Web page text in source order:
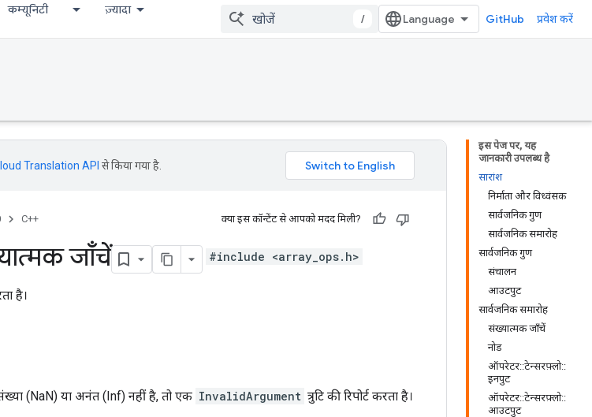
कम्यूनिटी ज़्यादा
/ GitHub प्रवेश करें
इस पेज पर, यह
जानकारी उपलब्ध है
सारांश
निर्माता और विध्वंसक
सार्वजनिक गुण
सार्वजनिक समारोह
सार्वजनिक गुण
संचालन
आउटपुट
सार्वजनिक समारोह
संख्यात्मक जाँचें
नोड
ऑपरेटर::टेन्सरफ़्लो::
इनपुट
ऑपरेटर::टेन्सरफ़्लो::
आउटपुट
Translation API से किया गया है.
C++ क्या इस कॉन्टेंट से आपको मदद मिली?
जाँचें #include <array_ops.h>
है।
(NaN) या अनंत (Inf) नहीं है, तो एक InvalidArgument त्रुटि की रिपोर्ट करता है।